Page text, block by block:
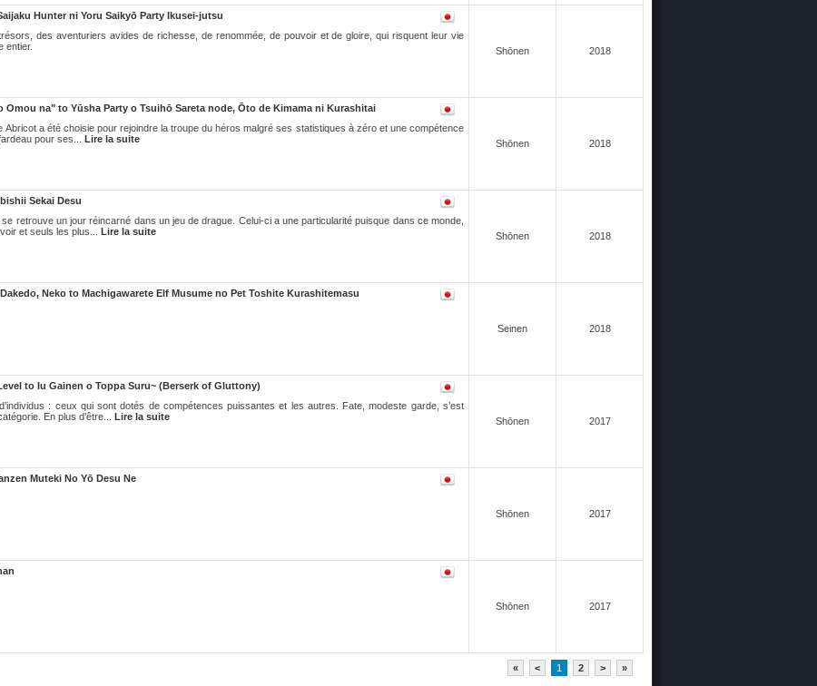
Hunter ni Yoru Saikyō Party Ikusei-jutsu
des aventuriers avides de richesse, de renommée, de pouvoir et de gloire, qui risquent leur vie
entier.
Shōnen 2018
Omou na" to Yūsha Party o Tsuihō Sareta node, Ōto de Kimama ni Kurashitai
Abricot a été choisie pour rejoindre la troupe du héros malgré ses statistiques à zéro et une compétence
pour ses... Lire la suite Shōnen 2018
Sekai Desu
retrouve un jour réincarné dans un jeu de drague. Celui-ci a une particularité puisque dans ce monde,
et seuls les plus... Lire la suite Shōnen 2018
Neko to Machigawarete Elf Musume no Pet Toshite Kurashitemasu
Seinen 2018
to Iu Gainen o Toppa Suru~ (Berserk of Gluttony)
: ceux qui sont dotés de compétences puissantes et les autres. Fate, modeste garde, s’est
En plus d’être... Lire la suite Shōnen 2017
Muteki No Yō Desu Ne
Shōnen 2017
Shōnen 2017
« < 1 2 > »